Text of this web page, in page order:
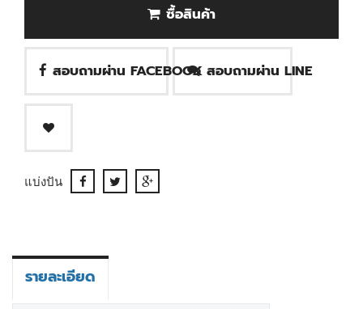
ซื้อสินค้า
สอบถามผ่าน FACEBOOK สอบถามผ่าน LINE
แบ่งปัน
รายละเอียด